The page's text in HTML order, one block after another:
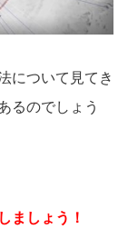
について見てき
るのでしょう
ましょう！